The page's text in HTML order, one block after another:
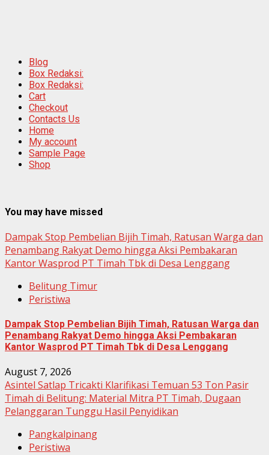
Blog
Box Redaksi:
Box Redaksi:
Cart
Checkout
Contacts Us
Home
My account
Sample Page
Shop
You may have missed
Dampak Stop Pembelian Bijih Timah, Ratusan Warga dan
Penambang Rakyat Demo hingga Aksi Pembakaran
Kantor Wasprod PT Timah Tbk di Desa Lenggang
Belitung Timur
Peristiwa
Dampak Stop Pembelian Bijih Timah, Ratusan Warga dan
Penambang Rakyat Demo hingga Aksi Pembakaran
Kantor Wasprod PT Timah Tbk di Desa Lenggang
August 7, 2026
Asintel Satlap Tricakti Klarifikasi Temuan 53 Ton Pasir
Timah di Belitung: Material Mitra PT Timah, Dugaan
Pelanggaran Tunggu Hasil Penyidikan
Pangkalpinang
Peristiwa